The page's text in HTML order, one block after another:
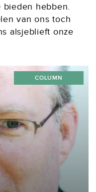
hebben.
van ons toch
alsjeblieft onze
COLUMN